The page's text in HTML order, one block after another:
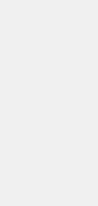
安心ください